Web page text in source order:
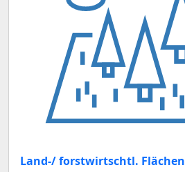
Land-/ forstwirtschtl. Flächen